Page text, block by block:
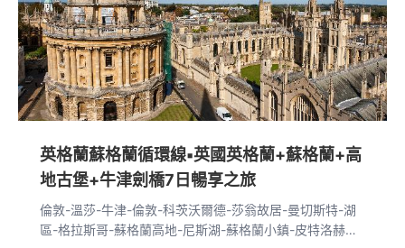
英格蘭蘇格蘭循環線▪英國英格蘭+蘇格蘭+高
地古堡+牛津劍橋7日暢享之旅
倫敦-溫莎-牛津-倫敦-科茨沃爾德-莎翁故居-曼切斯特-湖
區-格拉斯哥-蘇格蘭高地-尼斯湖-蘇格蘭小鎮-皮特洛赫里-